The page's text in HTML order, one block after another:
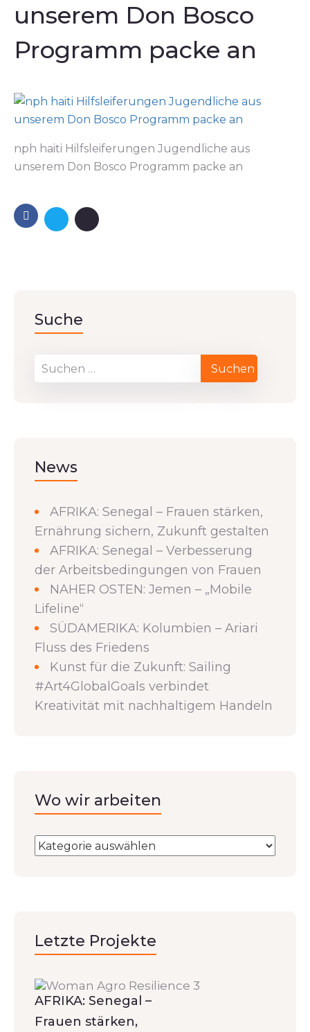
unserem Don Bosco
Programm packe an
nph haiti Hilfsleiferungen Jugendliche aus
unserem Don Bosco Programm packe an
Suche
News
AFRIKA: Senegal – Frauen stärken,
Ernährung sichern, Zukunft gestalten
AFRIKA: Senegal – Verbesserung
der Arbeitsbedingungen von Frauen
NAHER OSTEN: Jemen – „Mobile
Lifeline“
SÜDAMERIKA: Kolumbien – Ariari
Fluss des Friedens
Kunst für die Zukunft: Sailing
#Art4GlobalGoals verbindet
Kreativität mit nachhaltigem Handeln
Wo wir arbeiten
Letzte Projekte
AFRIKA: Senegal –
Frauen stärken,